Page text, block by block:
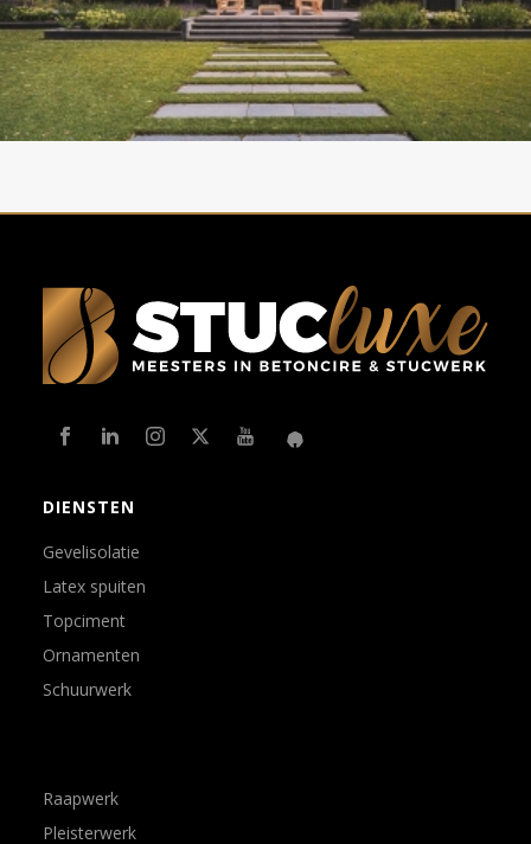
DIENSTEN
Gevelisolatie
Latex spuiten
Topciment
Ornamenten
Schuurwerk
Raapwerk
Pleisterwerk